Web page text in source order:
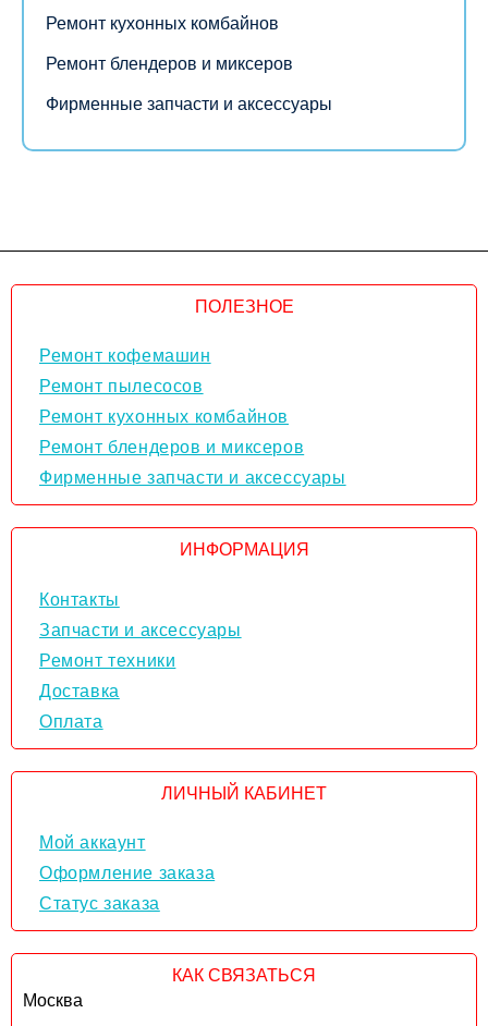
Ремонт кухонных комбайнов
Ремонт блендеров и миксеров
Фирменные запчасти и аксессуары
ПОЛЕЗНОЕ
Ремонт кофемашин
Ремонт пылесосов
Ремонт кухонных комбайнов
Ремонт блендеров и миксеров
Фирменные запчасти и аксессуары
ИНФОРМАЦИЯ
Контакты
Запчасти и аксессуары
Ремонт техники
Доставка
Оплата
ЛИЧНЫЙ КАБИНЕТ
Мой аккаунт
Оформление заказа
Статус заказа
КАК СВЯЗАТЬСЯ
Москва